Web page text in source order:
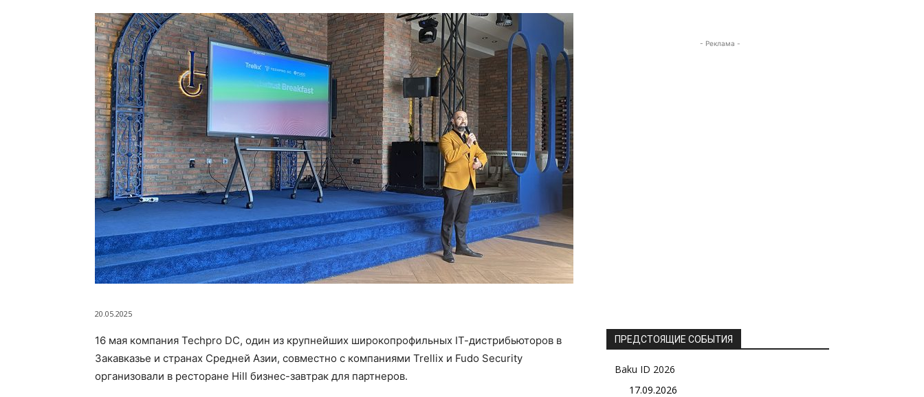
20.05.2025
16 мая компания Techpro DC, один из крупнейших широкопрофильных IТ-дистрибьюторов в
Закавказье и странах Средней Азии, совместно с компаниями Trellix и Fudo Security
организовали в ресторане Hill бизнес-завтрак для партнеров.
- Реклама -
ПРЕДСТОЯЩИЕ СОБЫТИЯ
Baku ID 2026
17.09.2026